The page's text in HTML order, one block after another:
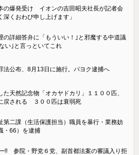
の爆発受け イオンの吉田昭夫社長が記者会
深くおわび申し上げます」
の詳細答弁に「もういい！｣と邪魔する中道議
い｣と言っといてこれ
法公布、8月13日に施行。パヨク逮捕へ
た天然記念物「オカヤドカリ」１１００匹、
戻される ３００匹は衰弱死
第二課（生活保護担当）職員を暴行・業務妨
66）を逮捕
参院・野党６党、副首都法案の審議入り拒